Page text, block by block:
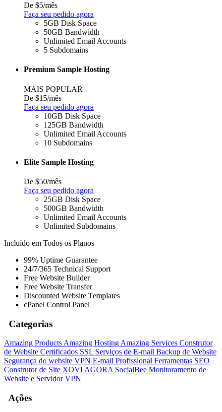
De $5/mês
Faça seu pedido agora
5GB Disk Space
50GB Bandwidth
Unlimited Email Accounts
5 Subdomains
Premium Sample Hosting
MAIS POPULAR
De $15/mês
Faça seu pedido agora
10GB Disk Space
125GB Bandwidth
Unlimited Email Accounts
10 Subdomains
Elite Sample Hosting
De $50/mês
Faça seu pedido agora
25GB Disk Space
500GB Bandwidth
Unlimited Email Accounts
Unlimited Subdomains
Incluído em Todos os Planos
99% Uptime Guarantee
24/7/365 Technical Support
Free Website Builder
Free Website Transfer
Discounted Website Templates
cPanel Control Panel
Categorias
Amazing ProductsAmazing HostingAmazing Services Construtor
de Website Certificados SSL Serviços de E-mail Backup de Website
Segurança do website VPN E-mail Profissional Ferramentas SEO
Construtor de Site XOVI AGORA SocialBee Monitoramento de
Website e ServidorVPN
Ações